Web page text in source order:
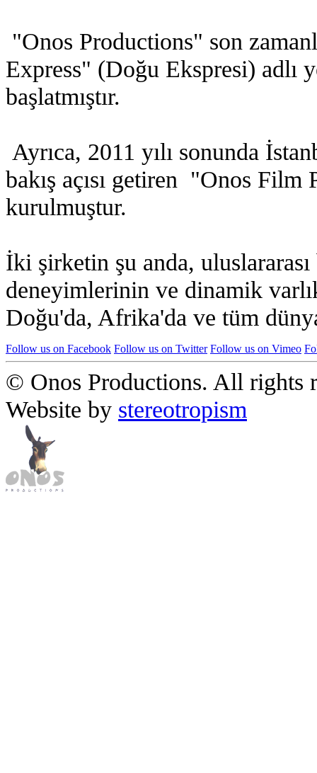
"Onos Productions" son
Express" (Doğu Ekspresi) adlı
başlatmıştır.
Ayrıca, 2011 yılı sonunda
bakış açısı getiren "Onos
kurulmuştur.
İki şirketin şu anda,
deneyimlerinin ve dinamik
Doğu'da, Afrika'da ve tüm
Follow us on Facebook Follow us on Twitter Follow us on Vimeo
© Onos Productions. All rights
Website by stereotropism